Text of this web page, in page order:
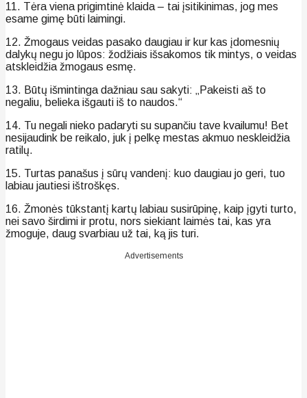
11. Tėra viena prigimtinė klaida – tai įsitikinimas, jog mes
esame gimę būti laimingi.
12. Žmogaus veidas pasako daugiau ir kur kas įdomesnių
dalykų negu jo lūpos: žodžiais išsakomos tik mintys, o veidas
atskleidžia žmogaus esmę.
13. Būtų išmintinga dažniau sau sakyti: „Pakeisti aš to
negaliu, belieka išgauti iš to naudos.“
14. Tu negali nieko padaryti su supančiu tave kvailumu! Bet
nesijaudink be reikalo, juk į pelkę mestas akmuo neskleidžia
ratilų.
15. Turtas panašus į sūrų vandenį: kuo daugiau jo geri, tuo
labiau jautiesi ištroškęs.
16. Žmonės tūkstantį kartų labiau susirūpinę, kaip įgyti turto,
nei savo širdimi ir protu, nors siekiant laimės tai, kas yra
žmoguje, daug svarbiau už tai, ką jis turi.
Advertisements